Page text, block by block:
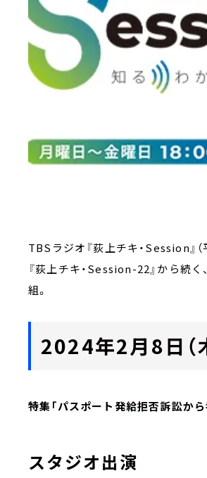
TBSラジオ『荻上チキ・Session』
『荻上チキ・Session-22』から続
組。
2024年2月8日
特集「パスポート発給拒否訴訟から
スタジオ出演